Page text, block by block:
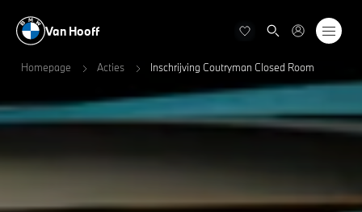
Van Hooff
Homepage Acties Inschrijving Coutryman Closed Room